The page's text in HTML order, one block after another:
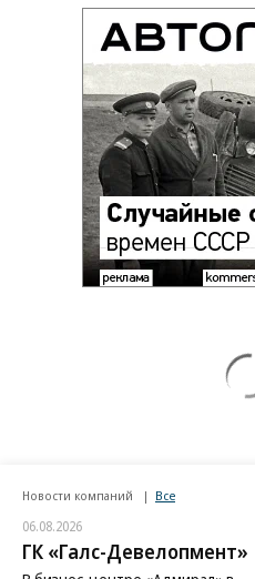
Новости компаний Все
06.08.2026
ГК «Галс-Девелопмент»